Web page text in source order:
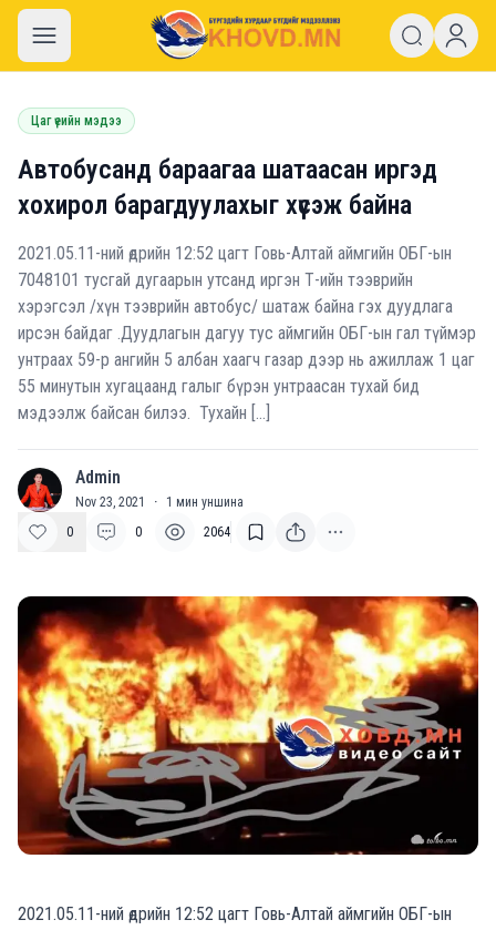
khovd.mn
Цаг үеийн мэдээ
Автобусанд бараагаа шатаасан иргэд
хохирол барагдуулахыг хүсэж байна
2021.05.11-ний өдрийн 12:52 цагт Говь-Алтай аймгийн ОБГ-ын
7048101 тусгай дугаарын утсанд иргэн Т-ийн тээврийн
хэрэгсэл /хүн тээврийн автобус/ шатаж байна гэх дуудлага
ирсэн байдаг .Дуудлагын дагуу тус аймгийн ОБГ-ын гал түймэр
унтраах 59-р ангийн 5 албан хаагч газар дээр нь ажиллаж 1 цаг
55 минутын хугацаанд галыг бүрэн унтраасан тухай бид
мэдээлж байсан билээ. Тухайн […]
A Admin
Nov 23, 2021 · 1 мин уншина
0
0 2064
2021.05.11-ний өдрийн 12:52 цагт Говь-Алтай аймгийн ОБГ-ын